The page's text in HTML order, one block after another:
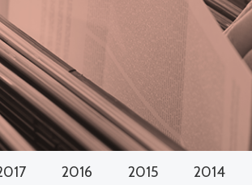
2016 2015 2014